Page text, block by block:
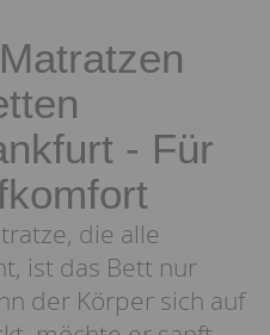
- Für
die alle
ist das Bett nur
der Körper sich auf